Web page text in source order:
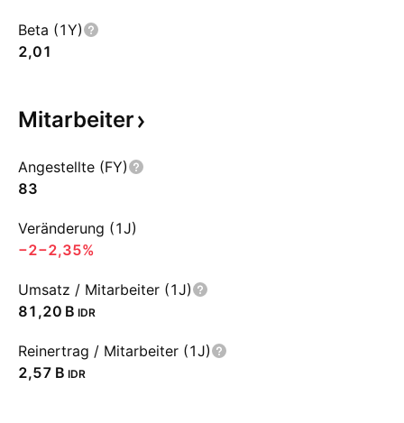
Beta (1Y)
2,01
Mitarbeiter
Angestellte (FY)
83
Veränderung (1J)
−2−2,35%
Umsatz / Mitarbeiter (1J)
‪81,20 B‬ IDR
Reinertrag / Mitarbeiter (1J)
‪2,57 B‬ IDR